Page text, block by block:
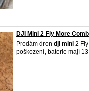
DJI Mini 2 Fly More
Prodám dron dji mini 2
poškození, baterie mají